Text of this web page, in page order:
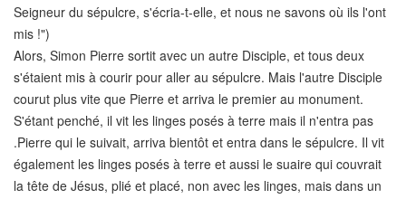
Seigneur du sépulcre, s'écria-t-elle, et nous ne savons où ils l'ont
mis !")
Alors, Simon Pierre sortit avec un autre Disciple, et tous deux
s'étaient mis à courir pour aller au sépulcre. Mais l'autre Disciple
courut plus vite que Pierre et arriva le premier au monument.
S'étant penché, il vit les linges posés à terre mais il n'entra pas
.Pierre qui le suivait, arriva bientôt et entra dans le sépulcre. Il vit
également les linges posés à terre et aussi le suaire qui couvrait
la tête de Jésus, plié et placé, non avec les linges, mais dans un